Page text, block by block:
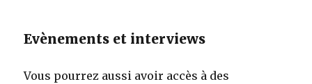
Evènements et interviews
Vous pourrez aussi avoir accès à des